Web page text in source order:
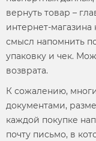
вернуть товар –
интернет-
смысл напомнить
упаковку и чек.
возврата.
К сожалению,
документами,
каждой покупке
почту письмо, в